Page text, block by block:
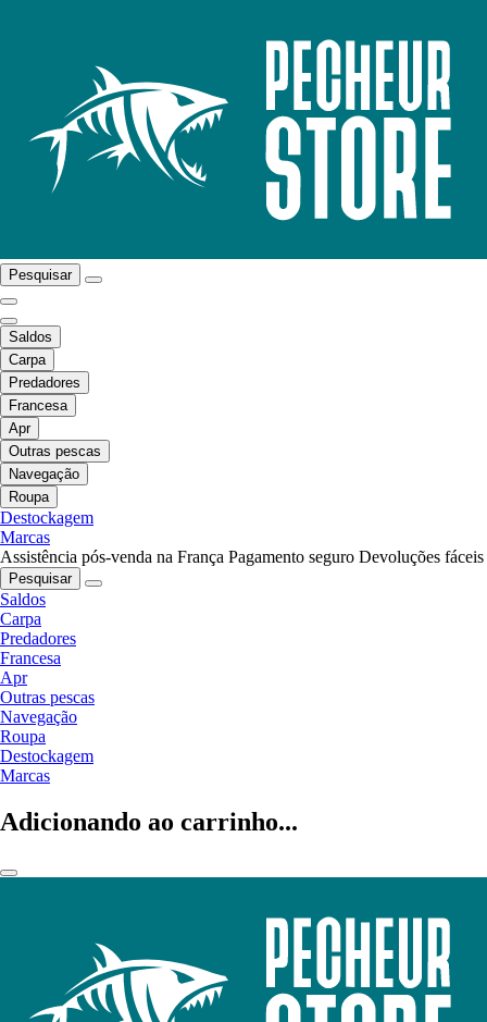
Pesquisar
Saldos
Carpa
Predadores
Francesa
Apr
Outras pescas
Navegação
Roupa
Destockagem
Marcas
Assistência pós-venda na França Pagamento seguro Devoluções fáceis
Pesquisar
Saldos
Carpa
Predadores
Francesa
Apr
Outras pescas
Navegação
Roupa
Destockagem
Marcas
Adicionando ao carrinho...